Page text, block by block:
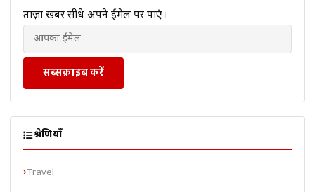
ताज़ा खबरें सीधे अपने ईमेल पर पाएं।
सब्सक्राइब करें
श्रेणियाँ
Travel